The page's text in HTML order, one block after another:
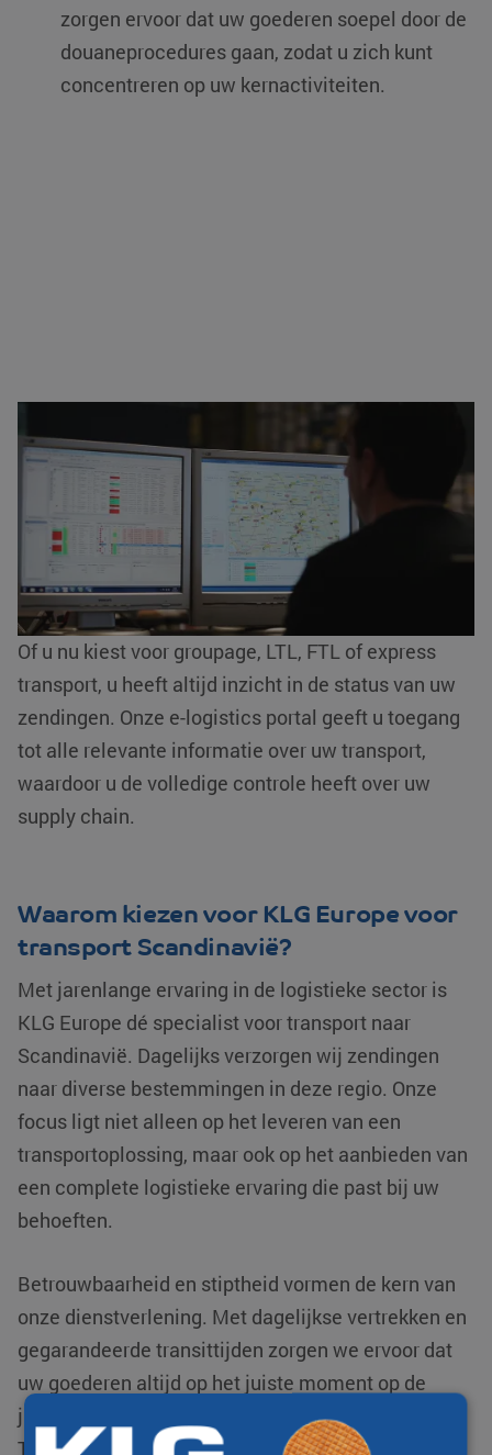
zorgen ervoor dat uw goederen soepel door de
douaneprocedures gaan, zodat u zich kunt
concentreren op uw kernactiviteiten.
Track & trace en volledige
transparantie
Bij KLG Europe geloven we in volledige
transparantie en klantgerichtheid. Daarom bieden
wij een geavanceerd track & trace-systeem
waarmee u uw zendingen in real-time kunt volgen.
Of u nu kiest voor groupage, LTL, FTL of express
transport, u heeft altijd inzicht in de status van uw
zendingen. Onze e-logistics portal geeft u toegang
tot alle relevante informatie over uw transport,
waardoor u de volledige controle heeft over uw
supply chain.
Waarom kiezen voor KLG Europe voor
transport Scandinavië?
Met jarenlange ervaring in de logistieke sector is
KLG Europe dé specialist voor transport naar
Scandinavië. Dagelijks verzorgen wij zendingen
naar diverse bestemmingen in deze regio. Onze
focus ligt niet alleen op het leveren van een
transportoplossing, maar ook op het aanbieden van
een complete logistieke ervaring die past bij uw
behoeften.
Betrouwbaarheid en stiptheid vormen de kern van
onze dienstverlening. Met dagelijkse vertrekken en
gegarandeerde transittijden zorgen we ervoor dat
uw goederen altijd op het juiste moment op de
juiste plaats arriveren. Onze geavanceerde Track &
Trace-systemen bieden volledige transparantie